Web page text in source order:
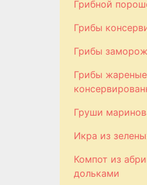
Грибной
Грибы
Грибы
Грибы жареные
Груши
Икра из
Компот из
дольками